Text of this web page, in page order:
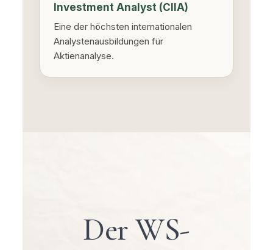
Investment Analyst (CIIA)
Eine der höchsten internationalen
Analystenausbildungen für
Aktienanalyse.
Der WS-